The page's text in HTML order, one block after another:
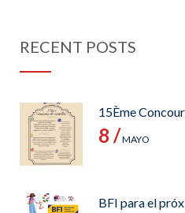
RECENT POSTS
15Ème
8 /MAYO
BFI para el